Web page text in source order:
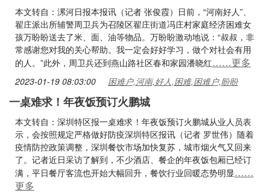
本文转自：漯河日报本报讯（记者 张俊霞）日前，“河南好人”、
翟庄派出所辅警周卫兵为召陵区翟庄街道冯庄村家庭经济困难女
孩万盼盼送去了米、面、油等物品。万盼盼激动地说：“叔叔，非
常感谢您对我的关心帮助。我一定会好好学习，做个对社会有用
的人。”此外，周卫兵还到燕山路社区春和家园潘晓红……更多
2023-01-19 08:03:00 困难户,河南,好人,困难,困难户,盼盼
一桌难求！年夜饭预订火鹏城
本文转自：深圳特区报一桌难求！年夜饭预订火鹏城从业人员表
示，会按照规定严格做好防疫深圳特区报讯（记者 罗世伟）随着
疫情防控政策调整，深圳餐饮市场加快复苏，城市烟火气又回来
了。记者近日采访了解到，不少酒店、餐企的年夜饭包厢已经订
满，平日餐厅客流也开始大幅回升，餐饮行业回暖态势明显……
更多